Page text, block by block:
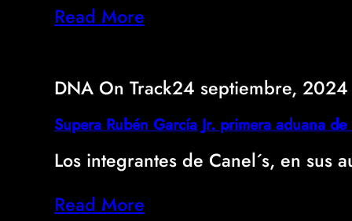
Read More
DNA On Track24 septiembre, 2024
Supera Rubén García Jr. primera aduana
Los integrantes de Canel´s, en
Read More